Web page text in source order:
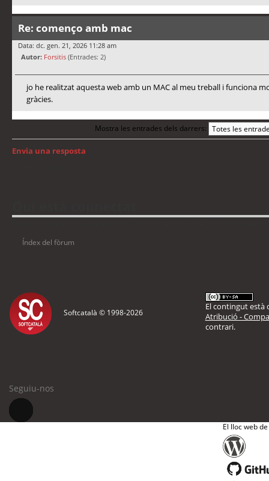
Re: començo amb mac
Data: dc. gen. 21, 2026 11:28 am
Autor: Forsitis (Entrades: 2)
jo he realitzat aquesta web amb un MAC al meu treball i funciona
gràcies.
Mostra les entrades dels darrers:
Envia una resposta
Índex del fòrum
Softcatalà © 1998-2026
El contingut està
Atribució -
contrari.
Seguiu-nos
El lloc web